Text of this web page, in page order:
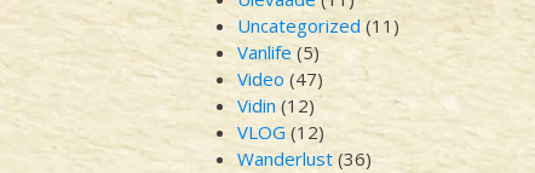
Uncategorized (11)
Vanlife(5)
Video (47)
Vidin (12)
VLOG (12)
Wanderlust (36)